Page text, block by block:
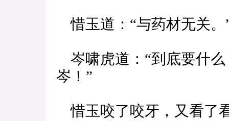
惜玉道：“与药材无关。
岑啸虎道：“到底要什
岑！”
惜玉咬了咬牙，又看了